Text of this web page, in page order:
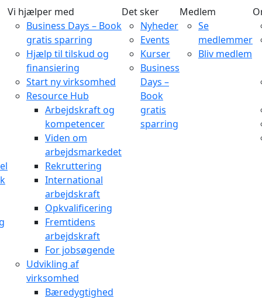
Vi hjælper med
Business Days – Book
gratis sparring
Hjælp til tilskud og
finansiering
Start ny virksomhed
Resource Hub
Arbejdskraft og
kompetencer
Viden om
arbejdsmarkedet
Rekruttering
International
arbejdskraft
Opkvalificering
Fremtidens
arbejdskraft
For jobsøgende
Udvikling af
virksomhed
Bæredygtighed
Det sker
Nyheder
Events
Kurser
Business
Days –
Book
gratis
sparring
Medlem
Se
medlemmer
Bliv medlem